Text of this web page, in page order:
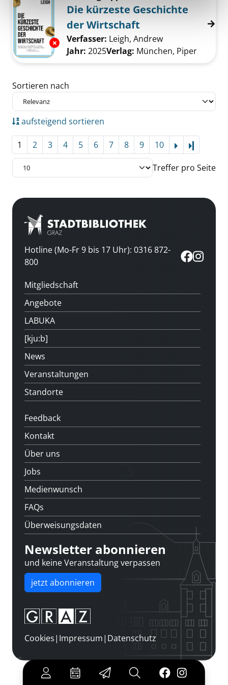
Exemplar-Details von Die kürzeste
Die kürzeste Geschichte
der Wirtschaft
Verfasser: Leigh, Andrew
Jahr: 2025Verlag: München, Piper
Zu den Suchfiltern springen
Sortieren nach
aufsteigend sortieren
1 2 3 4 5 6 7 8 9 10
Treffer pro Seite
Hotline (Mo-Fr 9 bis 17 Uhr): 0316 872-
800
Mitgliedschaft
Angebote
LABUKA
[kju:b]
News
Veranstaltungen
Standorte
Feedback
Kontakt
Über uns
Jobs
Medienwunsch
FAQs
Überweisungsdaten
Newsletter abonnieren
und keine Veranstaltung verpassen
jetzt abonnieren
Cookies| Impressum| Datenschutz